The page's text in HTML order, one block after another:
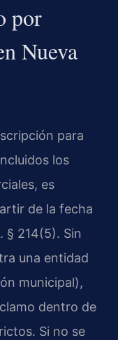
por
Nueva
para
los
es
de la fecha
§ 214(5). Sin
una entidad
municipal),
dentro de
Si no se